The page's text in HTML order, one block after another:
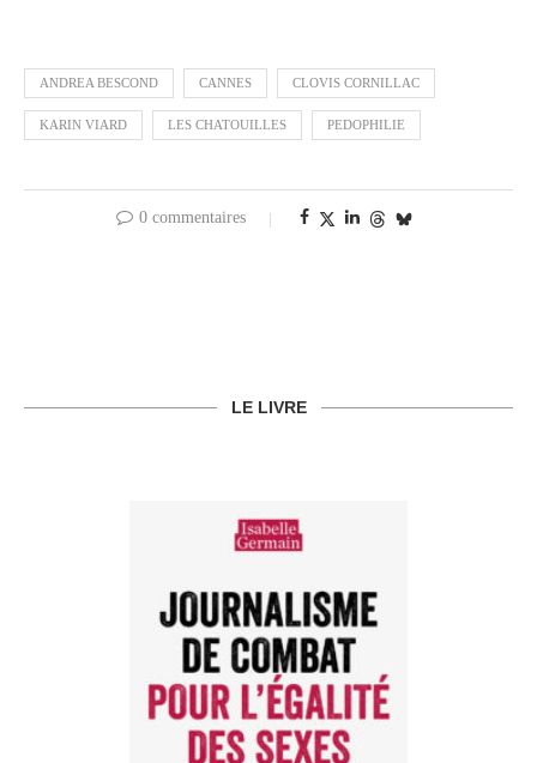
ANDREA BESCOND CANNES CLOVIS CORNILLAC
KARIN VIARD LES CHATOUILLES PEDOPHILIE
0 commentaires
LE LIVRE